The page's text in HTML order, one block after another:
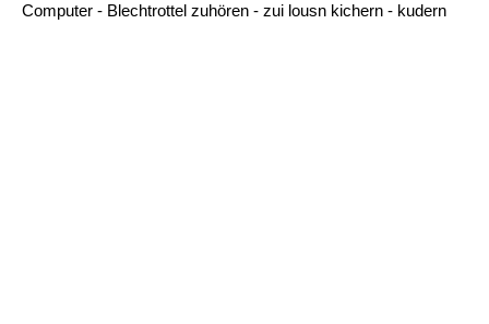
Computer - Blechtrottel zuhören - zui lousn kichern - kudern